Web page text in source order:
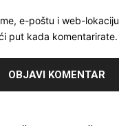
e-poštu i web-
put kada komentarirate.